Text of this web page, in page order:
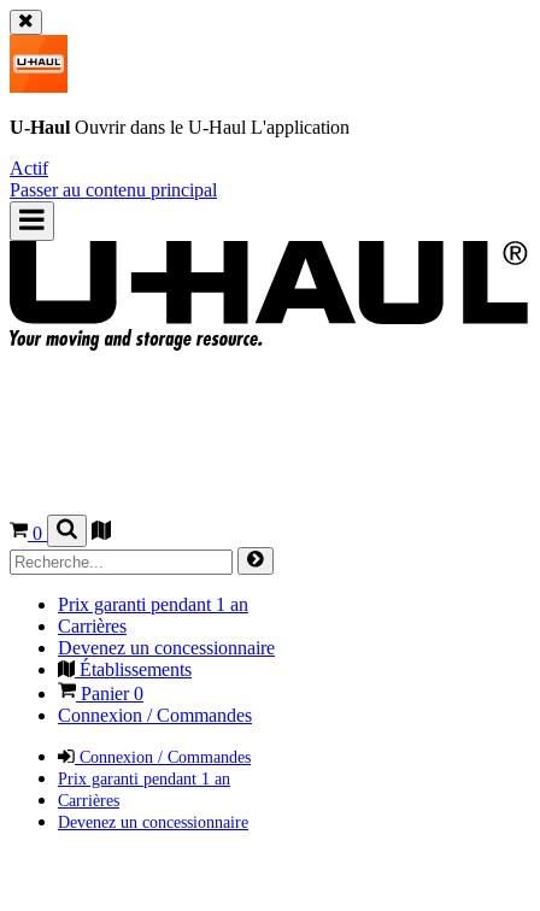
U-Haul Ouvrir dans le U-Haul L'application
Actif
Passer au contenu principal
0
Prix garanti pendant 1 an
Carrières
Devenez un concessionnaire
Établissements
Panier0
Connexion / Commandes
Connexion / Commandes
Prix garanti pendant 1 an
Carrières
Devenez un concessionnaire